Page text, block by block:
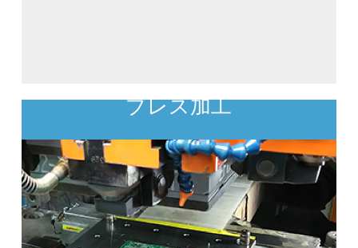
プレス加工